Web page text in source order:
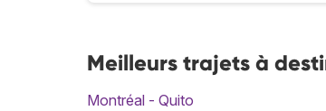
Meilleurs trajets à
Montréal - Quito